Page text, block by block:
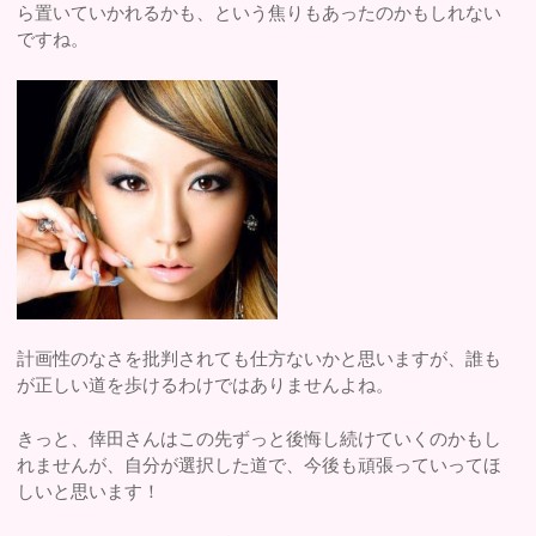
ら置いていかれるかも、という焦りもあったのかもしれない
ですね。
計画性のなさを批判されても仕方ないかと思いますが、誰も
が正しい道を歩けるわけではありませんよね。
きっと、倖田さんはこの先ずっと後悔し続けていくのかもし
れませんが、自分が選択した道で、今後も頑張っていってほ
しいと思います！